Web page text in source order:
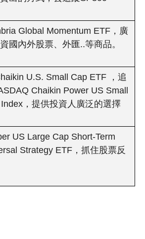
Global Momentum ETF，廣
國內外股票、外匯..等商品。
U.S. Small Cap ETF ，追
Chaikin Power US Small
，提供投資人廣泛的選擇
US Large Cap Short-Term
Strategy ETF，抓住股票反